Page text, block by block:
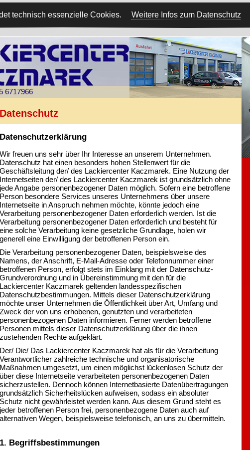
technisch essenzielle Cookies. Weitere Infos zum Datenschutz
6717966
Datenschutz
Datenschutzerklärung
Wir freuen uns sehr über Ihr Interesse an unserem Unternehmen.
Datenschutz hat einen besonders hohen Stellenwert für die
Geschäftsleitung der/ des Lackiercenter Kaczmarek. Eine Nutzung der
Internetseiten der/ des Lackiercenter Kaczmarek ist grundsätzlich ohne
jede Angabe personenbezogener Daten möglich. Sofern eine betroffene
Person besondere Services unseres Unternehmens über unsere
Internetseite in Anspruch nehmen möchte, könnte jedoch eine
Verarbeitung personenbezogener Daten erforderlich werden. Ist die
Verarbeitung personenbezogener Daten erforderlich und besteht für
eine solche Verarbeitung keine gesetzliche Grundlage, holen wir
generell eine Einwilligung der betroffenen Person ein.
Die Verarbeitung personenbezogener Daten, beispielsweise des
Namens, der Anschrift, E-Mail-Adresse oder Telefonnummer einer
betroffenen Person, erfolgt stets im Einklang mit der Datenschutz-
Grundverordnung und in Übereinstimmung mit den für die
Lackiercenter Kaczmarek geltenden landesspezifischen
Datenschutzbestimmungen. Mittels dieser Datenschutzerklärung
möchte unser Unternehmen die Öffentlichkeit über Art, Umfang und
Zweck der von uns erhobenen, genutzten und verarbeiteten
personenbezogenen Daten informieren. Ferner werden betroffene
Personen mittels dieser Datenschutzerklärung über die ihnen
zustehenden Rechte aufgeklärt.
Der/ Die/ Das Lackiercenter Kaczmarek hat als für die Verarbeitung
Verantwortlicher zahlreiche technische und organisatorische
Maßnahmen umgesetzt, um einen möglichst lückenlosen Schutz der
über diese Internetseite verarbeiteten personenbezogenen Daten
sicherzustellen. Dennoch können Internetbasierte Datenübertragungen
grundsätzlich Sicherheitslücken aufweisen, sodass ein absoluter
Schutz nicht gewährleistet werden kann. Aus diesem Grund steht es
jeder betroffenen Person frei, personenbezogene Daten auch auf
alternativen Wegen, beispielsweise telefonisch, an uns zu übermitteln.
1. Begriffsbestimmungen